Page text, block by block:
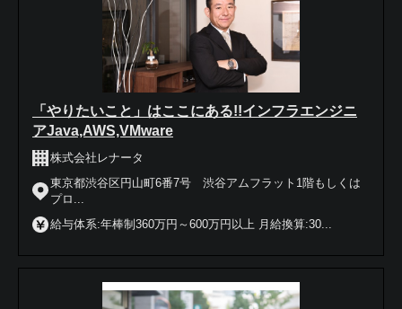
「やりたいこと」はここにある!!インフラエンジニ
アJava,AWS,VMware
株式会社レナータ
東京都渋谷区円山町6番7号 渋谷アムフラット1階もしくは
プロ...
給与体系:年棒制360万円～600万円以上 月給換算:30...